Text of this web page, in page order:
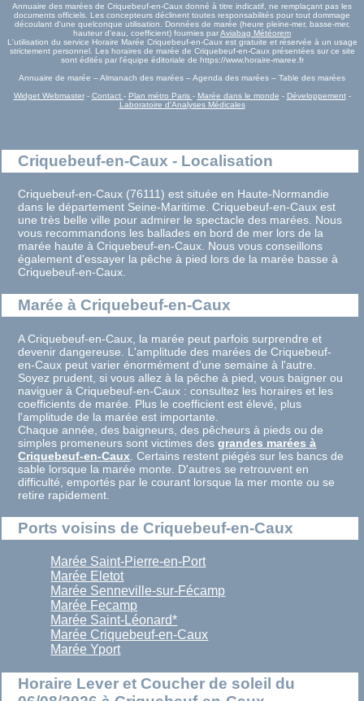
Annuaire des marées de Criquebeuf-en-Caux donné à titre indicatif, ne remplaçant pas les
documents officiels. Les concepteurs déclinent toutes responsabilités pour tout dommage
découlant d'une quelconque utilisation. Données de marée (heure pleine-mer, basse-mer,
hauteur d'eau, coefficient) fournies parAviabag Météorem
L'utilisation du service Horaire Marée Criquebeuf-en-Caux est gratuite et réservée à un usage
strictement personnel. Les horaires de marée de Criquebeuf-en-Caux présentées sur ce site
sont édités par l'équipe éditoriale de https://www.horaire-maree.fr
Annuaire de marée – Almanach des marées – Agenda des marées – Table des marées
Widget Webmaster- Contact - Plan métro Paris - Marée dans le monde - Développement-
Laboratoire d'Analyses Médicales
Criquebeuf-en-Caux - Localisation
Criquebeuf-en-Caux (76111) est située en Haute-Normandie
dans le département Seine-Maritime. Criquebeuf-en-Caux est
une très belle ville pour admirer le spectacle des marées. Nous
vous recommandons les ballades en bord de mer lors de la
marée haute à Criquebeuf-en-Caux. Nous vous conseillons
également d'essayer la pêche à pied lors de la marée basse à
Criquebeuf-en-Caux.
Marée à Criquebeuf-en-Caux
A Criquebeuf-en-Caux, la marée peut parfois surprendre et
devenir dangereuse. L'amplitude des marées de Criquebeuf-
en-Caux peut varier énormément d'une semaine à l'autre.
Soyez prudent, si vous allez à la pêche à pied, vous baigner ou
naviguer à Criquebeuf-en-Caux : consultez les horaires et les
coefficients de marée. Plus le coefficient est élevé, plus
l'amplitude de la marée est importante.
Chaque année, des baigneurs, des pêcheurs à pieds ou de
simples promeneurs sont victimes desgrandes marées à
Criquebeuf-en-Caux . Certains restent piégés sur les bancs de
sable lorsque la marée monte. D'autres se retrouvent en
difficulté, emportés par le courant lorsque la mer monte ou se
retire rapidement.
Ports voisins de Criquebeuf-en-Caux
Marée Saint-Pierre-en-Port
Marée Eletot
Marée Senneville-sur-Fécamp
Marée Fecamp
Marée Saint-Léonard*
Marée Criquebeuf-en-Caux
Marée Yport
Horaire Lever et Coucher de soleil du